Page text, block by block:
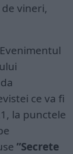
vineri,
ce va fi
la punctele
”Secrete